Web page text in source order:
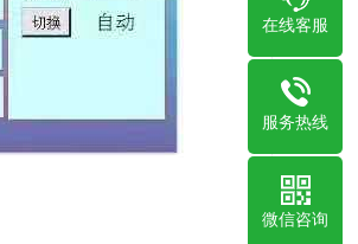
在线客服
服务热线
微信咨询